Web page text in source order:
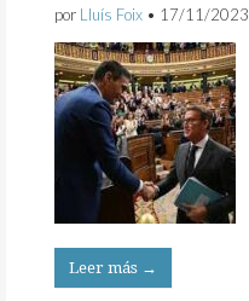
por Lluís Foix • 17/11/2023
Leer más →